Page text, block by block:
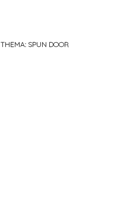
THEMA: SPUN DOOR